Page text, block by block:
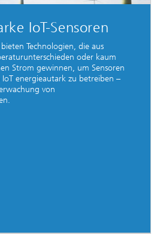
IoT-Sensoren
Technologien, die aus
oder kaum
Strom gewinnen, um Sensoren
energieautark zu betreiben –
von